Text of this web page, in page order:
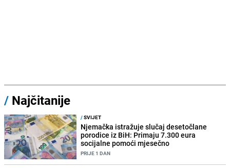
/ Najčitanije
/SVIJET
Njemačka istražuje slučaj desetočlane
porodice iz BiH: Primaju 7.300 eura
socijalne pomoći mjesečno
PRIJE 1 DAN